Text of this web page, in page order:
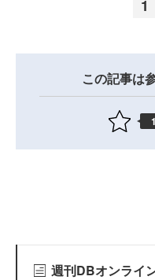
1
この記事は
1
週刊DBオンライ